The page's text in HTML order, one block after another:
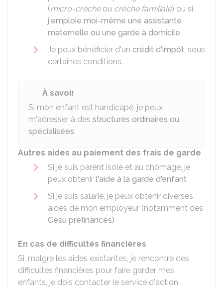
(micro-crècheou crèche familiale) ou si
j'emploie moi-même une assistante
maternelle ou une garde à domicile.
Je peux bénéficier d'un crédit d'impôt, sous
certaines conditions.
À savoir
Si mon enfant est handicapé, je peux
m'adresser à des structures ordinaires ou
spécialisées.
Autres aides au paiement des frais de garde
Si je suis parent isolé et au chômage, je
peux obtenir l'aide à la garde d'enfant
Si je suis salarié, je peux obtenir diverses
aides de mon employeur (notamment des
Cesu préfinancés)
En cas de difficultés financières
Si, malgré les aides existantes, je rencontre des
difficultés financières pour faire garder mes
enfants, je dois contacter le service d'action